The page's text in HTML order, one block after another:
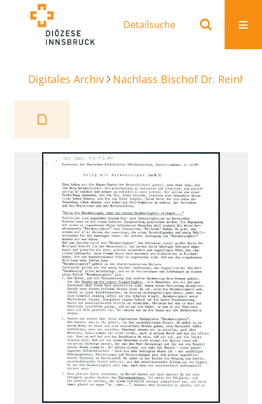
Detailsuche
Digitales Archiv Nachlass Bischof Dr.